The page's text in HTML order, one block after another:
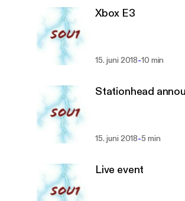
Xbox E3
15. juni 2018-10 min
Stationhead
15. juni 2018-5 min
Live event